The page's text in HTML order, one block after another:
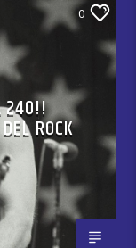
0
240!!
ROCK